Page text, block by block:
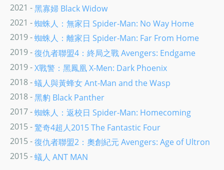
2021 -黑寡婦 Black Widow
2021 -蜘蛛人：無家日 Spider-Man: No Way Home
2019 -蜘蛛人：離家日 Spider-Man: Far From Home
2019 -復仇者聯盟4：終局之戰 Avengers: Endgame
2019 -X戰警：黑鳳凰 X-Men: Dark Phoenix
2018 -蟻人與黃蜂女 Ant-Man and the Wasp
2018 -黑豹 Black Panther
2017 -蜘蛛人：返校日 Spider-Man: Homecoming
2015 -驚奇4超人2015 The Fantastic Four
2015 -復仇者聯盟2：奧創紀元 Avengers: Age of Ultron
2015 -蟻人 ANT MAN